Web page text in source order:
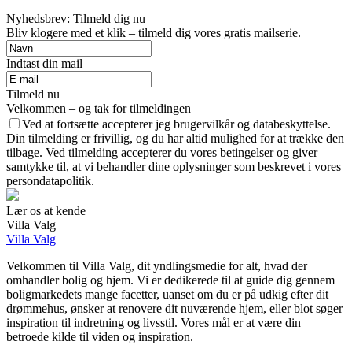
Nyhedsbrev: Tilmeld dig nu
Bliv klogere med et klik – tilmeld dig vores gratis mailserie.
Indtast din mail
Tilmeld nu
Velkommen – og tak for tilmeldingen
Ved at fortsætte accepterer jeg brugervilkår og databeskyttelse.
Din tilmelding er frivillig, og du har altid mulighed for at trække den
tilbage. Ved tilmelding accepterer du vores betingelser og giver
samtykke til, at vi behandler dine oplysninger som beskrevet i vores
persondatapolitik.
Lær os at kende
Villa Valg
Villa Valg
Velkommen til Villa Valg, dit yndlingsmedie for alt, hvad der
omhandler bolig og hjem. Vi er dedikerede til at guide dig gennem
boligmarkedets mange facetter, uanset om du er på udkig efter dit
drømmehus, ønsker at renovere dit nuværende hjem, eller blot søger
inspiration til indretning og livsstil. Vores mål er at være din
betroede kilde til viden og inspiration.